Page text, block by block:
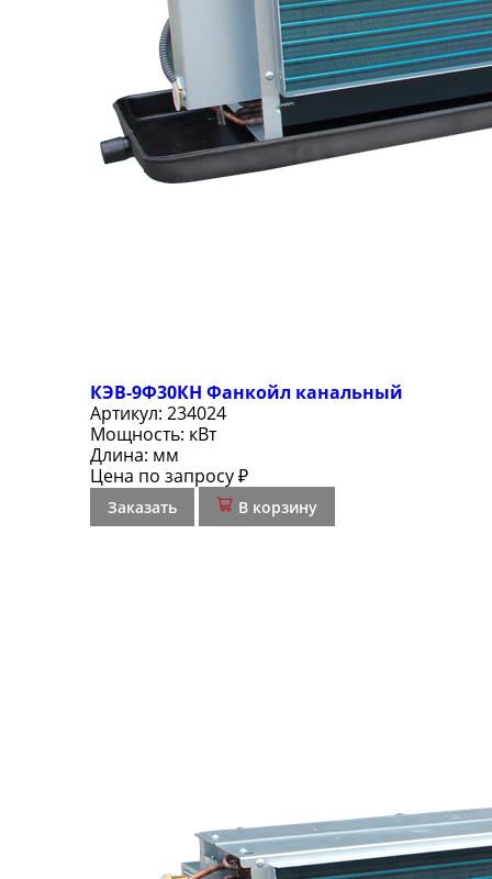
КЭВ-9Ф30КН Фанкойл канальный
Артикул: 234024
Мощность: кВт
Длина: мм
Цена по запросу ₽
Заказать В корзину